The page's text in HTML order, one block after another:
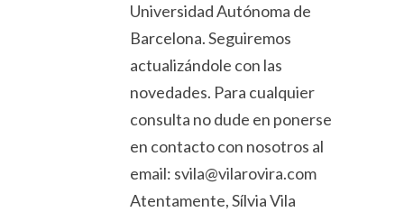
Universidad Autónoma de
Barcelona. Seguiremos
actualizándole con las
novedades. Para cualquier
consulta no dude en ponerse
en contacto con nosotros al
email: svila@vilarovira.com
Atentamente, Sílvia Vila